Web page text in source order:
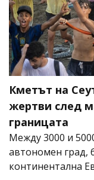
Кметът на
жертви след
границата
Между 3000 и
автономен град,
континентална